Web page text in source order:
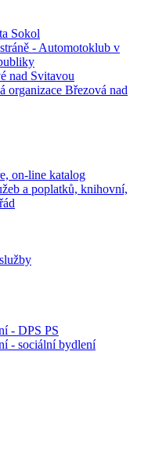
Sokol
- Automotoklub v
nad Svitavou
organizace Březová nad
on-line katalog
a poplatků, knihovní,
- DPS PS
- sociální bydlení